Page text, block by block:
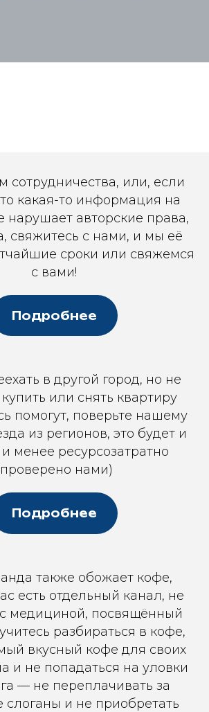
сотрудничества, или, если
какая-то информация на
нарушает авторские права,
свяжитесь с нами, и мы её
сроки или свяжемся
с вами!
Подробнее
в другой город, но не
купить или снять квартиру
помогут, поверьте нашему
из регионов, это будет и
менее ресурсозатратно
нами)
Подробнее
также обожает кофе,
есть отдельный канал, не
медициной, посвящённый
разбираться в кофе,
вкусный кофе для своих
и не попадаться на уловки
— не переплачивать за
слоганы и не приобретать